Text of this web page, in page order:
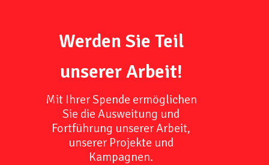
Werden Sie Teil
unserer Arbeit!
Mit Ihrer Spende ermöglichen
Sie die Ausweitung und
Fortführung unserer Arbeit,
unserer Projekte und
Kampagnen.